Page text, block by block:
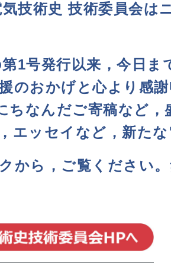
気技術史 技術委員会は
1号発行以来，今日
のおかげと心より感
ちなんだご寄稿など
エッセイなど，新た
から，ご覧ください。